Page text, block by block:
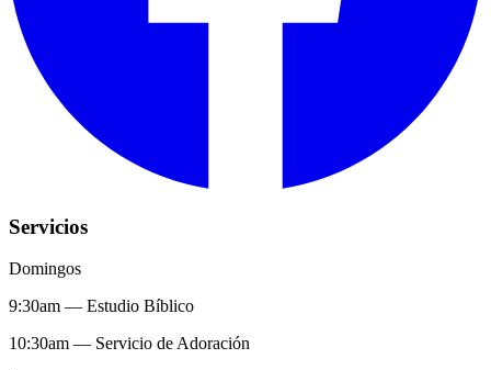
Servicios
Domingos
9:30am — Estudio Bíblico
10:30am — Servicio de Adoración